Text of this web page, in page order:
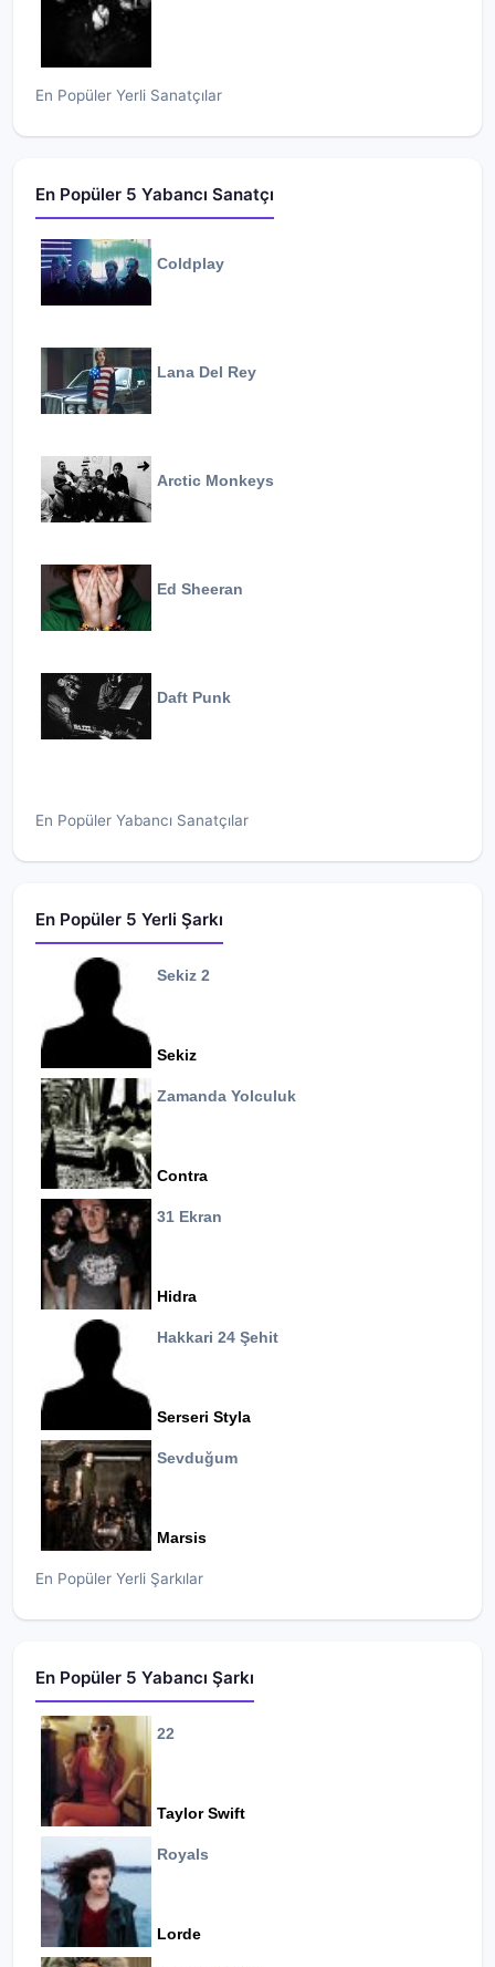
En Popüler Yerli Sanatçılar
En Popüler 5 Yabancı Sanatçı
Coldplay
Lana Del Rey
Arctic Monkeys
Ed Sheeran
Daft Punk
En Popüler Yabancı Sanatçılar
En Popüler 5 Yerli Şarkı
Sekiz 2
Sekiz
Zamanda Yolculuk
Contra
31 Ekran
Hidra
Hakkari 24 Şehit
Serseri Styla
Sevduğum
Marsis
En Popüler Yerli Şarkılar
En Popüler 5 Yabancı Şarkı
22
Taylor Swift
Royals
Lorde